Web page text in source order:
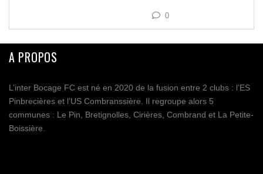
0
A PROPOS
L’inter Bocage FC est né en 2020 de la fusion entre 2 clubs : l’ES
Pinbrecières et l’US Combranssière. Il regroupe alors 5
communes : Le Pin, Bretignolles, Cirières, Combrand et La Petite-
Boissière.